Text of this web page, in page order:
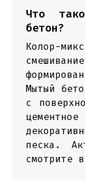
Что
бетон?
Колор-
Мытый
с
песка.
смотрите в